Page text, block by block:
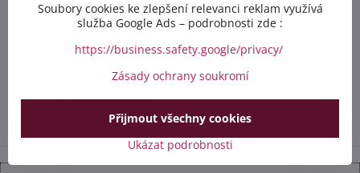
+420 412 528 367
info​@safetex​.cz
Soubory cookies ke zlepšení relevanci reklam využívá
služba Google Ads – podrobnosti zde :
https://business.safety.google/privacy/
Zásady ochrany soukromí
Ukázat podrobnosti
Přijmout všechny cookies